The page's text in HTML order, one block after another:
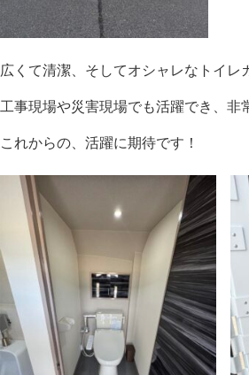
広くて清潔、そしてオシャレなトイレ
工事現場や災害現場でも活躍でき、非
これからの、活躍に期待です！